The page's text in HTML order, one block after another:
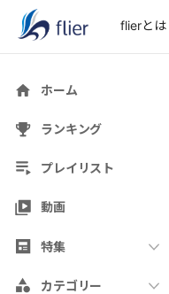
flierとは
ホーム
ランキング
プレイリスト
動画
特集
カテゴリー